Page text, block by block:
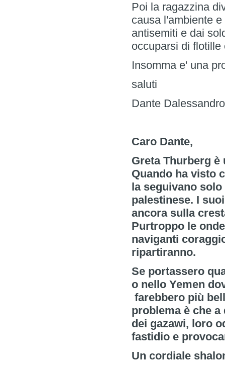
Poi la ragazzina
causa l'ambiente
antisemiti e dai
occuparsi di
Insomma e' una
saluti
Dante Dalessandro
Caro Dante,
Greta Thurberg è
Quando ha visto
la seguivano
palestinese. I
ancora sulla
Purtroppo le
naviganti
ripartiranno.
Se portassero
o nello Yemen
farebbero più
problema è che
dei gazawi, loro
fastidio e
Un cordiale